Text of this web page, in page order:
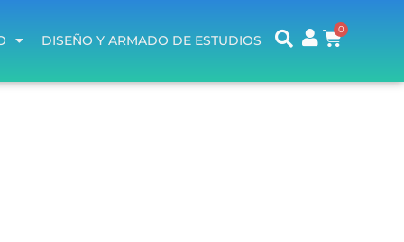
DISEÑO Y ARMADO DE ESTUDIOS
DISEÑO Y ARMADO DE ESTUDIOS